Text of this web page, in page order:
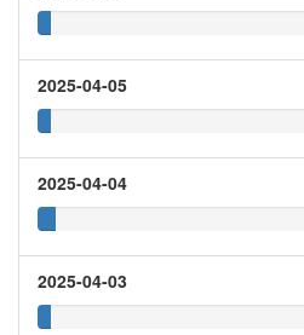
2025-04-05
2025-04-04
2025-04-03